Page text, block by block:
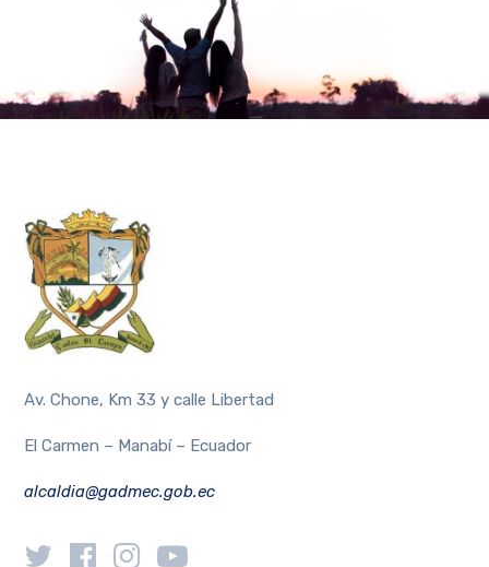
Av. Chone, Km 33 y calle Libertad
El Carmen – Manabí – Ecuador
alcaldia@gadmec.gob.ec